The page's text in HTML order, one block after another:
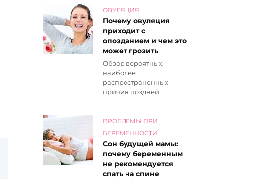
ОВУЛЯЦИЯ
Почему овуляция
приходит с
опозданием и чем это
может грозить
Обзор вероятных,
наиболее
распространенных
причин поздней
ПРОБЛЕМЫ ПРИ
БЕРЕМЕННОСТИ
Сон будущей мамы:
почему беременным
не рекомендуется
спать на спине